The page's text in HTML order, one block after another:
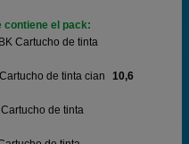
contiene el pack:
Cartucho de tinta
de tinta cian
10,6
de tinta